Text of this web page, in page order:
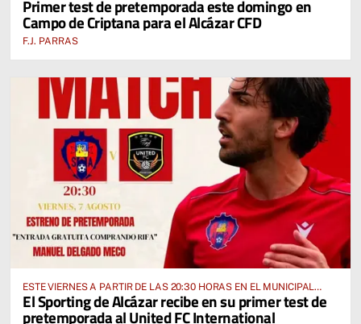
FUENTE” ANTE EL CUD CRIPTANENSE
Primer test de pretemporada este domingo en
Campo de Criptana para el Alcázar CFD
F.J. PARRAS
ESTE VIERNES A PARTIR DE LAS 20:30 HORAS EN EL MUNICIPAL
“MANUEL DELGADO MECO”
El Sporting de Alcázar recibe en su primer test de
pretemporada al United FC International